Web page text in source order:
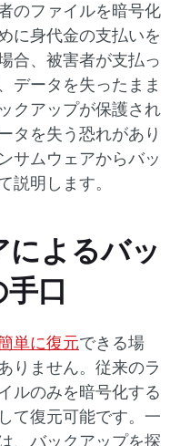
のファイルを暗号化
に身代金の支払いを
合、被害者が支払っ
データを失ったまま
クアップが保護され
タを失う恐れがあり
サムウェアからバッ
説明します。
よるバッ
口
単に復元できる場
りません。従来のラ
ルのみを暗号化する
て復元可能です。一
、バックアップを探